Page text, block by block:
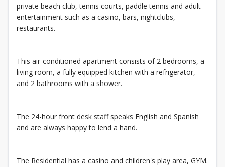
private beach club, tennis courts, paddle tennis and adult
entertainment such as a casino, bars, nightclubs,
restaurants.
This air-conditioned apartment consists of 2 bedrooms, a
living room, a fully equipped kitchen with a refrigerator,
and 2 bathrooms with a shower.
The 24-hour front desk staff speaks English and Spanish
and are always happy to lend a hand.
The Residential has a casino and children's play area, GYM.